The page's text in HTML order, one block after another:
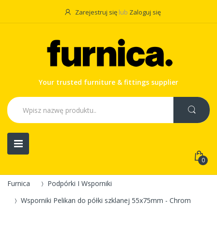
Zarejestruj się lub Zaloguj się
Your trusted furniture & fittings supplier
0
Furnica
Podpórki I Wsporniki
Wsporniki Pelikan do półki szklanej 55x75mm - Chrom